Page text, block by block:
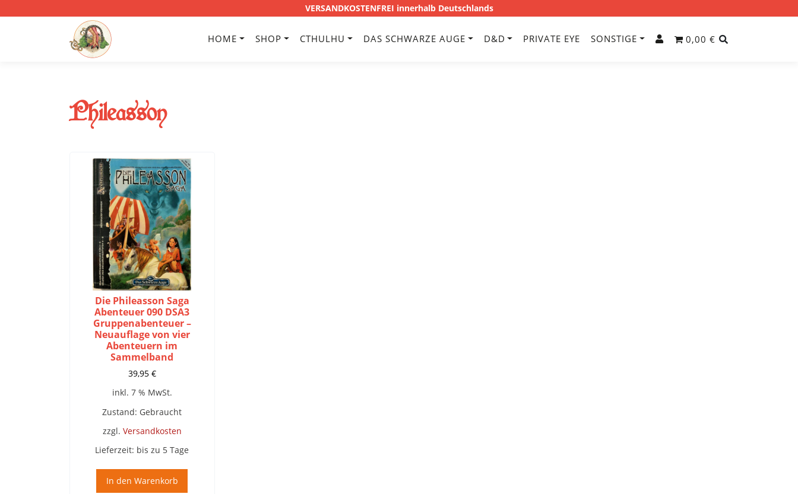
VERSANDKOSTENFREI innerhalb Deutschlands
HOME SHOP CTHULHU DAS SCHWARZE AUGE D&D PRIVATE EYE SONSTIGE 0,00 €
Phileasson
Die Phileasson Saga
Abenteuer 090 DSA3
Gruppenabenteuer –
Neuauflage von vier
Abenteuern im
Sammelband
39,95 €
inkl. 7 % MwSt.
Zustand: Gebraucht
zzgl. Versandkosten
Lieferzeit: bis zu 5 Tage
In den Warenkorb